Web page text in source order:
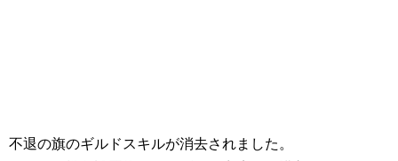
不退の旗のギルドスキルが消去されました。